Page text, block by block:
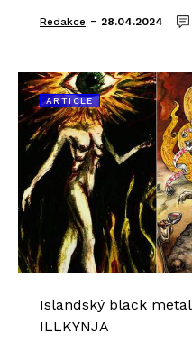
Redakce - 28.04.2024
ARTICLE
Islandský black
ILLKYNJA